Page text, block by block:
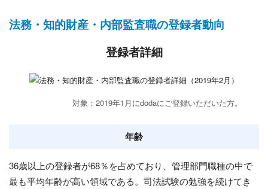
法務・知的財産・内部監査職の登録者動向
登録者詳細
対象：2019年1月にdodaにご登録いただいた方。
年齢
36歳以上の登録者が68％を占めており、管理部門職種の中で
最も平均年齢が高い領域である。司法試験の勉強を続けてき